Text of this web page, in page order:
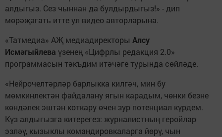
алдыгыз. Сез чыннан да булдырдыгыз!» - дип
мөрәҗәгать итте ул видео авторларына.
«Татмедиа» АҖ медиадиректоры Алсу
Исмәгыйлева үзенең «Цифрлы редакция 2.0»
программасын тәкъдим итәчәге турында сөйләде.
«Нейрочелтәрләр барлыкка килгәч, мин бу
мөмкинлектән файдалану ягын карадым, чөнки безне
көндәлек эштән коткару өчен зур потенциал күрдем.
Күз алдыгызга китерегез: журналистның геройлар
эзләү, кызыклы командировкаларга йөрү, чын